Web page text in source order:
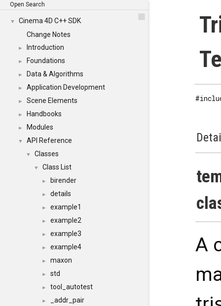
Open Search
▼
Cinema 4D C++ SDK
Change Notes
► Introduction
► Foundations
► Data & Algorithms
► Application Development
► Scene Elements
► Handbooks
► Modules
▼ API Reference
▼ Classes
▼ Class List
► birender
► details
► example1
► example2
► example3
► example4
► maxon
► std
► tool_autotest
► _addr_pair
A